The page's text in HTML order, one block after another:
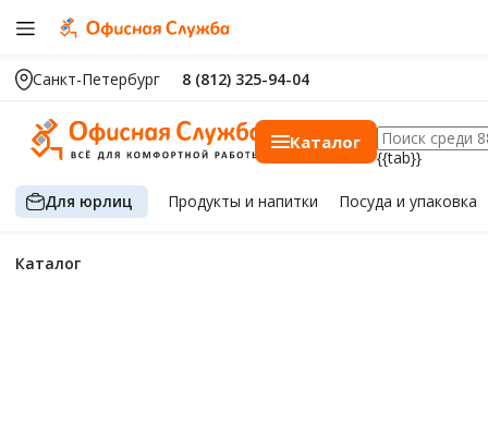
Санкт-Петербург 8 (812) 325-94-04
Каталог
{{tab}}
Для юрлиц Продуктыи напитки Посуда и упаковка
Каталог